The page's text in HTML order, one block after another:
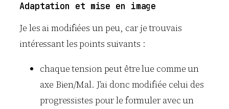
Adaptation et mise en image
Je les ai modifiées un peu, car je trouvais
intéressant les points suivants :
chaque tension peut être lue comme un
axe Bien/Mal. J’ai donc modifiée celui des
progressistes pour le formuler avec un